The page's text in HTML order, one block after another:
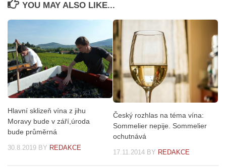
YOU MAY ALSO LIKE...
Hlavní sklizeň vína z jihu
Moravy bude v září,úroda
bude průměrná
30.8.2019 BY REDAKCE
Český rozhlas na téma vína:
Sommelier nepije. Sommelier
ochutnává
17.11.2014 BY REDAKCE